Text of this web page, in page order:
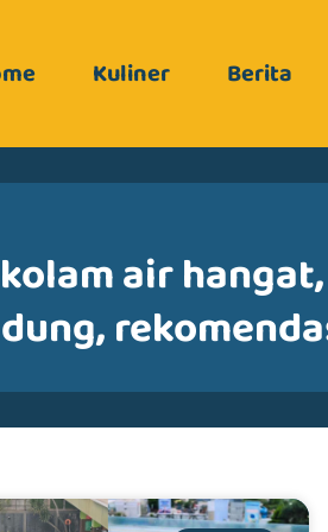
Kuliner Berita
kolam air hangat,
,